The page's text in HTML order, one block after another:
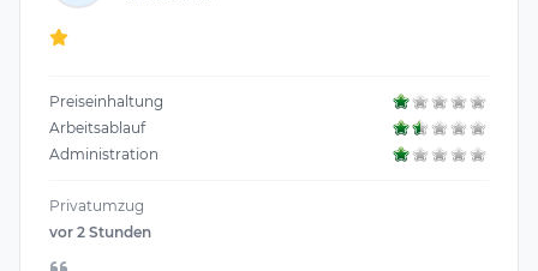
Preiseinhaltung
Arbeitsablauf
Administration
Privatumzug
vor 2 Stunden